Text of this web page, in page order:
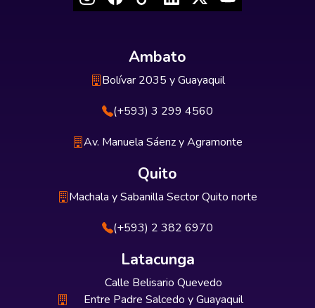
Ambato
Bolívar 2035 y Guayaquil
(+593) 3 299 4560
Av. Manuela Sáenz y Agramonte
Quito
Machala y Sabanilla Sector Quito norte
(+593) 2 382 6970
Latacunga
Calle Belisario Quevedo
Entre Padre Salcedo y Guayaquil